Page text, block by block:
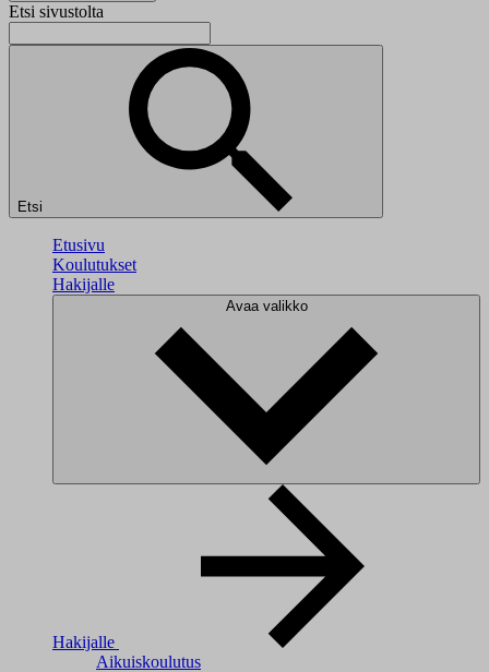
Etsi sivustolta
Etsi
Etusivu
Koulutukset
Hakijalle
Avaa valikko
Hakijalle
Aikuiskoulutus